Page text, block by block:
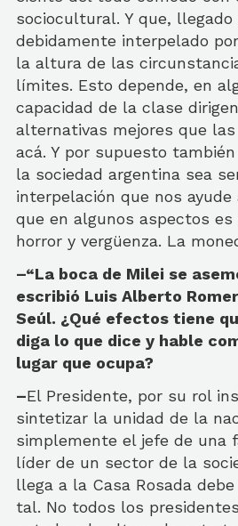
sociocultural. Y que,
debidamente interpelado
la altura de las
límites. Esto depende, en
capacidad de la clase
alternativas mejores que
acá. Y por supuesto
la sociedad argentina sea
interpelación que nos
que en algunos aspectos es
horror y vergüenza. La
–“La boca de Milei se
escribió Luis Alberto
Seúl. ¿Qué efectos tiene
diga lo que dice y hable
lugar que ocupa?
–El Presidente, por su rol
sintetizar la unidad de la
simplemente el jefe de una
líder de un sector de la
llega a la Casa Rosada
tal. No todos los